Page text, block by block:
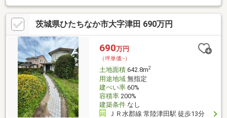
地探しと同時に、お客様が気になるハウスメーカーや建築業者様
を無料でご相談いただけます！また当社にて建築担当営業様もご
紹介いたします！お気軽にご相談ください♪
茨城県ひたちなか市大字津田 690万円
690万円
（坪単価:-）
土地面積642.8m2
用途地域無指定
建ぺい率60%
容積率200%
建築条件なし
ＪＲ水郡線 常陸津田駅 徒歩13分